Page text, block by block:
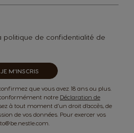
politique de confidentialité de
JE M'INSCRIS
que vous avez 18 ans ou plus.
notre Déclaration de
à tout moment d’un droit d’accès, de
de vos données. Pour exercer vos